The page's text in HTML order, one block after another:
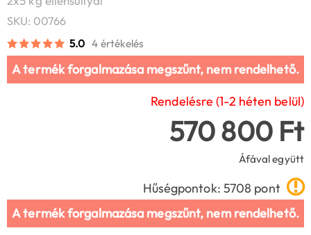
SKU: 00766
5.0 4 értékelés
A termék forgalmazása megszűnt, nem rendelhető.
Rendelésre (1-2 héten belül)
570 800 Ft
Áfával együtt
Hűségpontok: 5708 pont
A termék forgalmazása megszűnt, nem rendelhető.